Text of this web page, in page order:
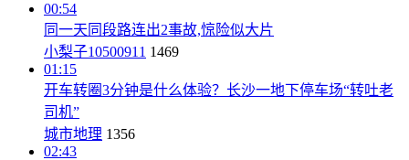
00:54
同一天同段路连出2事故,惊险似大片
小梨子10500911 1469
01:15
开车转圈3分钟是什么体验？长沙一地下停车场“转吐老
司机”
城市地理 1356
02:43